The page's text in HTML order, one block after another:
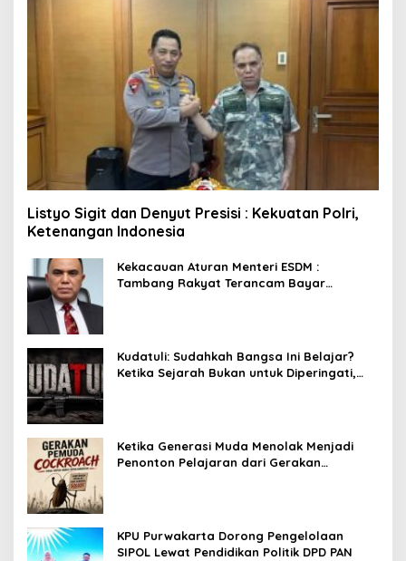
Listyo Sigit dan Denyut Presisi : Kekuatan Polri,
Ketenangan Indonesia
Kekacauan Aturan Menteri ESDM :
Tambang Rakyat Terancam Bayar
Kudatuli: Sudahkah Bangsa Ini Belajar?
Ketika Sejarah Bukan untuk Diperingati,
Ketika Generasi Muda Menolak Menjadi
Penonton Pelajaran dari Gerakan
KPU Purwakarta Dorong Pengelolaan
SIPOL Lewat Pendidikan Politik DPD PAN